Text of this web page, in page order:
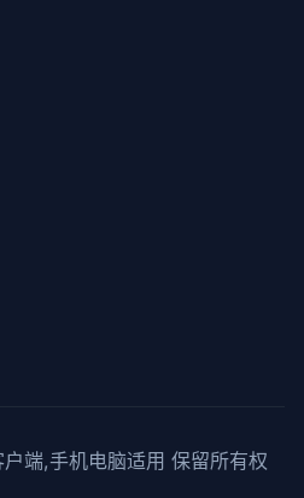
端,手机电脑适用 保留所有权